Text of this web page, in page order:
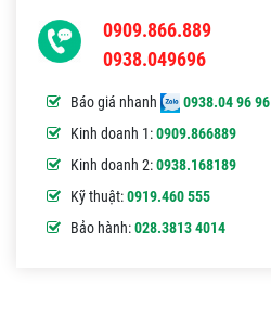
0909.866.889
0938.049696
Báo giá nhanh
0938.04 96 96
Kinh doanh 1:0909.866889
Kinh doanh 2:0938.168189
Kỹ thuật:0919.460 555
Bảo hành:028.3813 4014